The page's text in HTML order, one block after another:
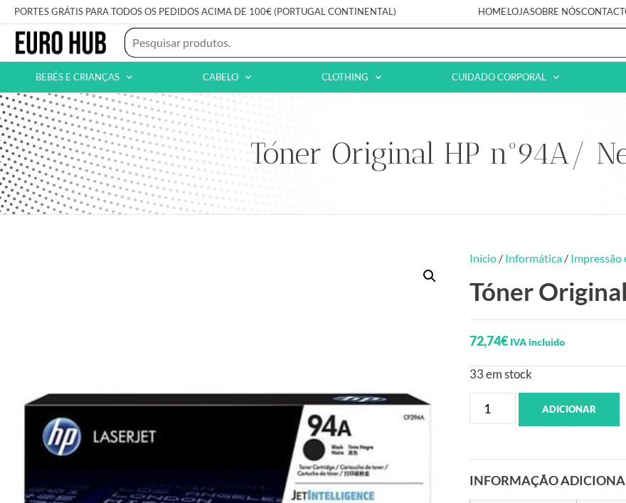
PORTES GRÁTIS PARA TODOS OS PEDIDOS ACIMA DE 100€ (PORTUGAL CONTINENTAL) HOMELOJASOBRE NÓS
BEBÉS E CRIANÇAS CABELO CLOTHING CUIDADO CORPORAL
Tóner Original HP nº94A/
Início / Informática / Impressão
Tóner
72,74€ IVA incluido
33 em stock
ADICIONAR
INFORMAÇÃO